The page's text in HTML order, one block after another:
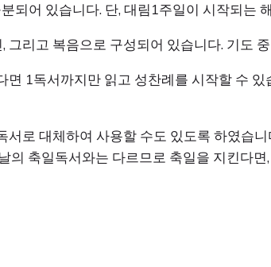
되어 있습니다. 단, 대림1주일이 시작되는
그리고 복음으로 구성되어 있습니다. 기도
면 1독서까지만 읽고 성찬례를 시작할 수
서로 대체하여 사용할 수도 있도록 하였습
의 축일독서와는 다르므로 축일을 지킨다